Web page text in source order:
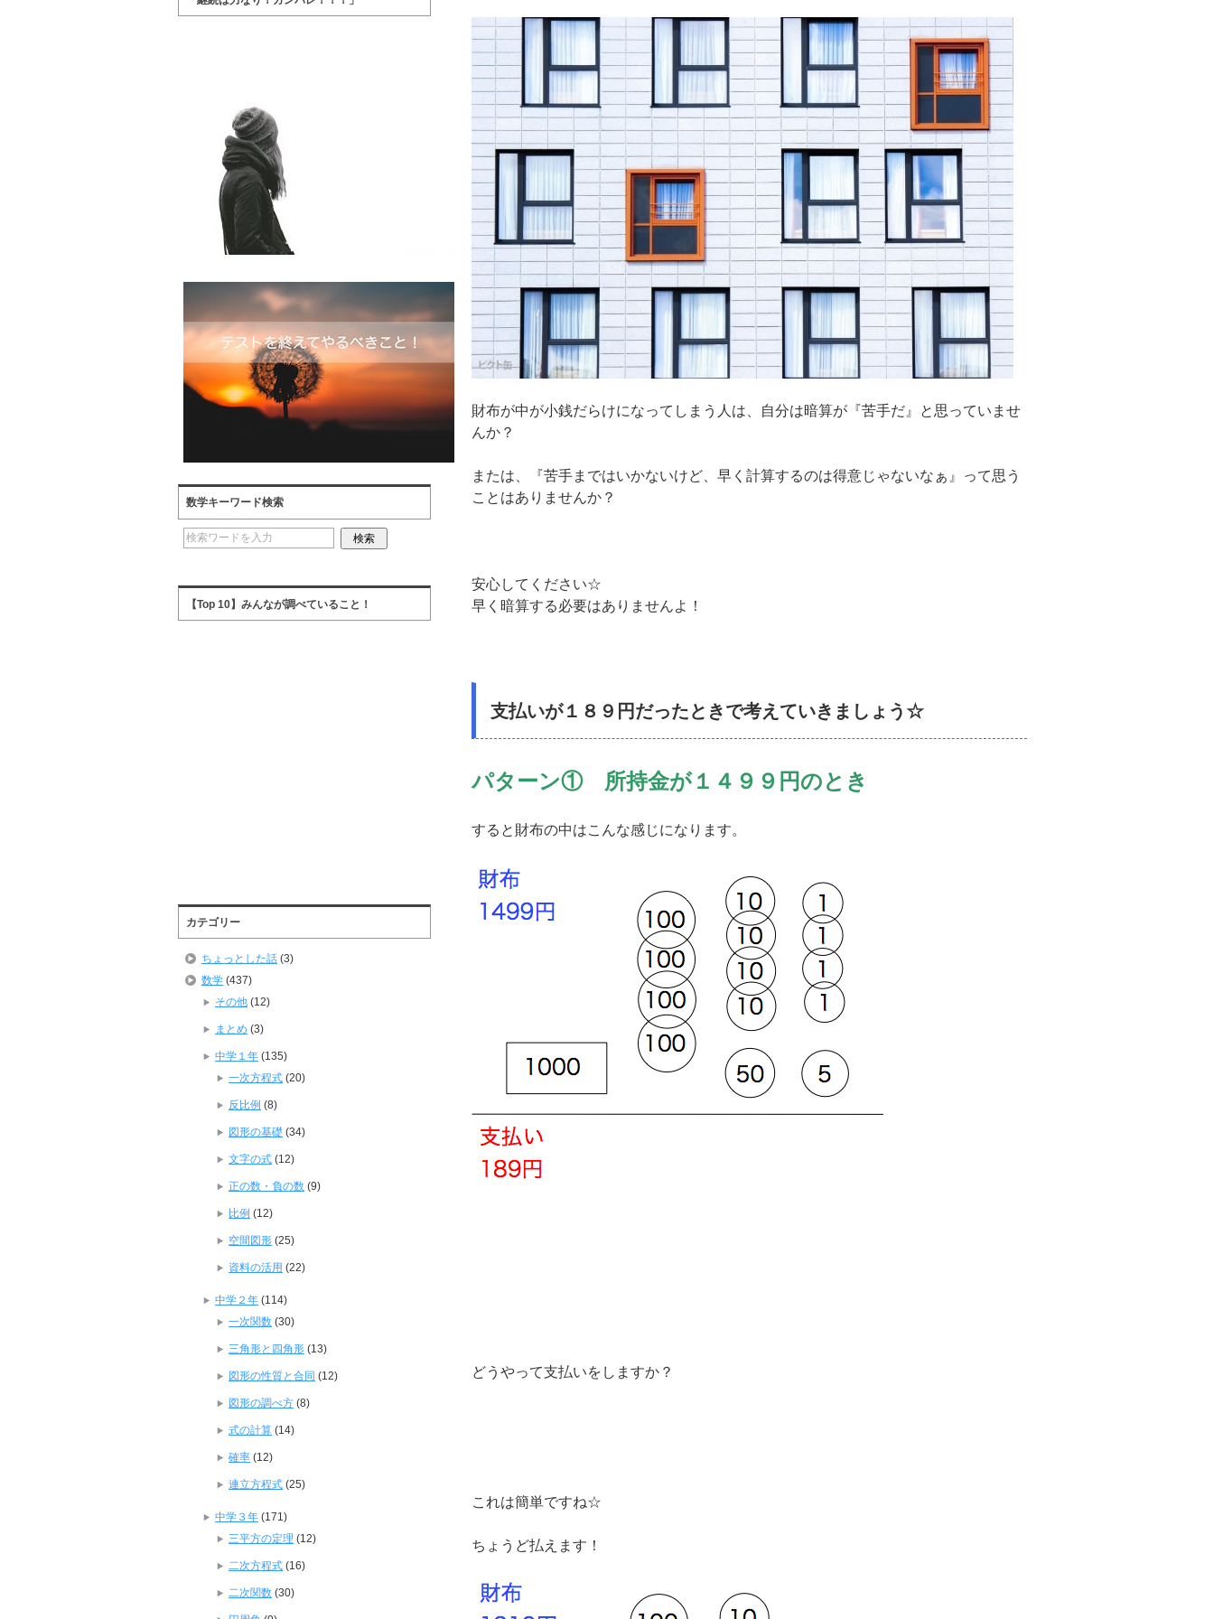
財布が中が小銭だらけになってしまう人は、自分は暗算が『苦手だ』と思っていませ
んか？
または、『苦手まではいかないけど、早く計算するのは得意じゃないなぁ』って思う
ことはありませんか？
安心してください☆
早く暗算する必要はありませんよ！
支払いが１８９円だったときで考えていきましょう☆
パターン① 所持金が１４９９円のとき
すると財布の中はこんな感じになります。
どうやって支払いをしますか？
これは簡単ですね☆
ちょうど払えます！
数学キーワード検索
【Top 10】みんなが調べていること！
カテゴリー
ちょっとした話 (3)
数学 (437)
その他 (12)
まとめ (3)
中学１年 (135)
一次方程式 (20)
反比例 (8)
図形の基礎 (34)
文字の式 (12)
正の数・負の数 (9)
比例 (12)
空間図形 (25)
資料の活用 (22)
中学２年 (114)
一次関数 (30)
三角形と四角形 (13)
図形の性質と合同 (12)
図形の調べ方 (8)
式の計算 (14)
確率 (12)
連立方程式 (25)
中学３年 (171)
三平方の定理 (12)
二次方程式 (16)
二次関数 (30)